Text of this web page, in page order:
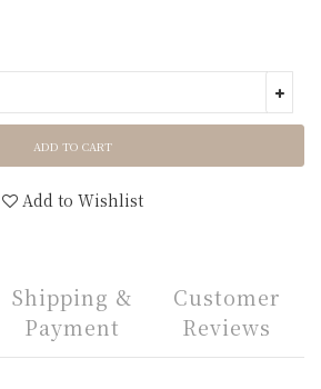
ADD TO CART
Add to Wishlist
Shipping &
Payment
Customer
Reviews